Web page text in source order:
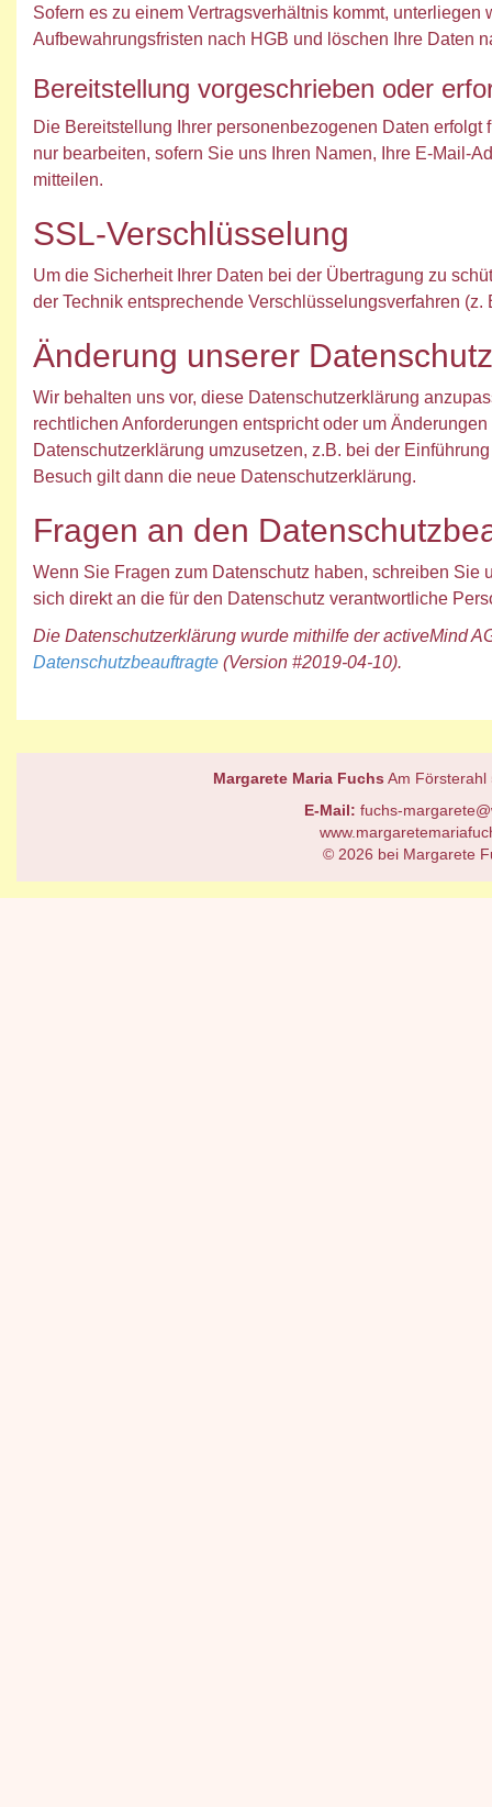
Sofern es zu einem Vertragsverhältnis kommt, unterliegen
Aufbewahrungsfristen nach HGB und löschen Ihre Daten
Bereitstellung vorgeschrieben oder
Die Bereitstellung Ihrer personenbezogenen Daten
nur bearbeiten, sofern Sie uns Ihren Namen, Ihre E-Mail-
mitteilen.
SSL-Verschlüsselung
Um die Sicherheit Ihrer Daten bei der Übertragung zu
der Technik entsprechende Verschlüsselungsverfahren (z.
Änderung unserer
Wir behalten uns vor, diese Datenschutzerklärung
rechtlichen Anforderungen entspricht oder um
Datenschutzerklärung umzusetzen, z.B. bei der
Besuch gilt dann die neue Datenschutzerklärung.
Fragen an den
Wenn Sie Fragen zum Datenschutz haben, schreiben Sie
sich direkt an die für den Datenschutz verantwortliche
Die Datenschutzerklärung wurde mithilfe der activeMind
Datenschutzbeauftragte (Version #2019-04-10).
Margarete Maria Fuchs Am Försterahl
E-Mail: fuchs-
© 2026 bei Margarete